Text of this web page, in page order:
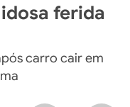
ferida
carro cair em